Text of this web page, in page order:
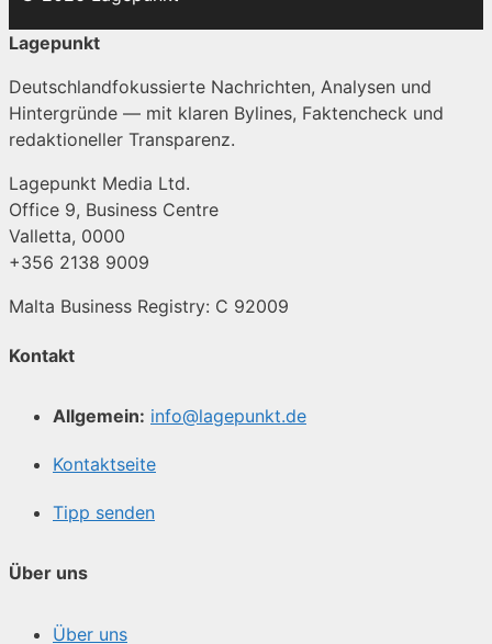
Lagepunkt
Deutschlandfokussierte Nachrichten, Analysen und
Hintergründe — mit klaren Bylines, Faktencheck und
redaktioneller Transparenz.
Lagepunkt Media Ltd.
Office 9, Business Centre
Valletta, 0000
+356 2138 9009
Malta Business Registry: C 92009
Kontakt
Allgemein: info@lagepunkt.de
Kontaktseite
Tipp senden
Über uns
Über uns